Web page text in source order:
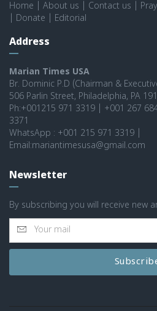
Home About us Contact us
Donate Editorial
Address
Marian Times USA
Br. Dominic P.D (Chairman &
506 Parlin Street, Philadelphia, PA
Ph:+001215 971 3319 | +001 267
3371
WhatsApp : +001 215 971 3319 |
Email:mariantimesusa@gmail.com
Newsletter
By subscribing you will receive new